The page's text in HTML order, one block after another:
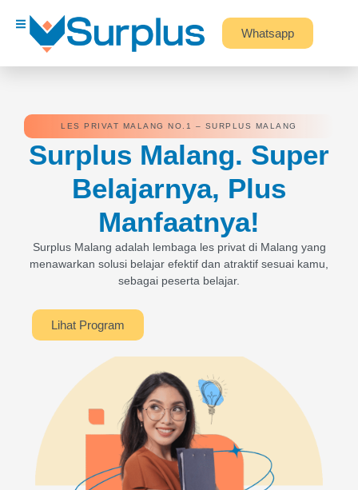
Whatsapp
LES PRIVAT MALANG NO.1 – SURPLUS MALANG
Surplus Malang. Super
Belajarnya, Plus
Manfaatnya!
Surplus Malang adalah lembaga les privat di Malang yang
menawarkan solusi belajar efektif dan atraktif sesuai kamu,
sebagai peserta belajar.
Lihat Program